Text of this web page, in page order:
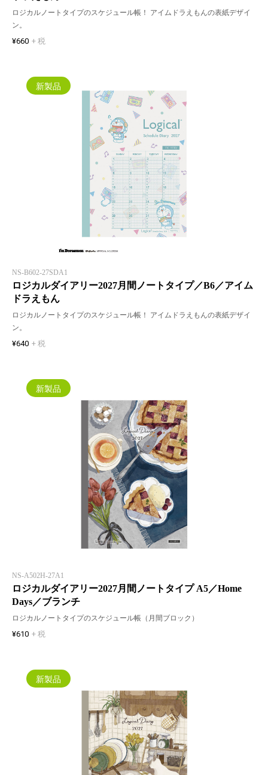
ロジカルノートタイプのスケジュール帳！ アイムドラえもんの表紙デザイ
ン。
¥660 + 税
新製品
NS-B602-27SDA1
ロジカルダイアリー2027月間ノートタイプ／B6／アイム
ドラえもん
ロジカルノートタイプのスケジュール帳！ アイムドラえもんの表紙デザイ
ン。
¥640 + 税
新製品
NS-A502H-27A1
ロジカルダイアリー2027月間ノートタイプ A5／Home
Days／ブランチ
ロジカルノートタイプのスケジュール帳（月間ブロック）
¥610 + 税
新製品